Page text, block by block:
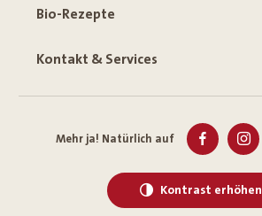
Bio-Rezepte
Kontakt & Services
Mehr ja! Natürlich auf
Kontrast erhöhen